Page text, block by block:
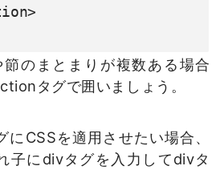
節のまとまりが複数ある場合
タグで囲いましょう。
CSSを適用させたい場合、
子にdivタグを入力してdivタ